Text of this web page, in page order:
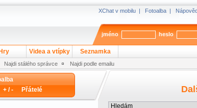
XChat v mobilu | Fotoalba |
jméno heslo
Hry Videa a vtípky Seznamka
Najdi stálého správce Najdi podle emailu
+ / - Přátelé